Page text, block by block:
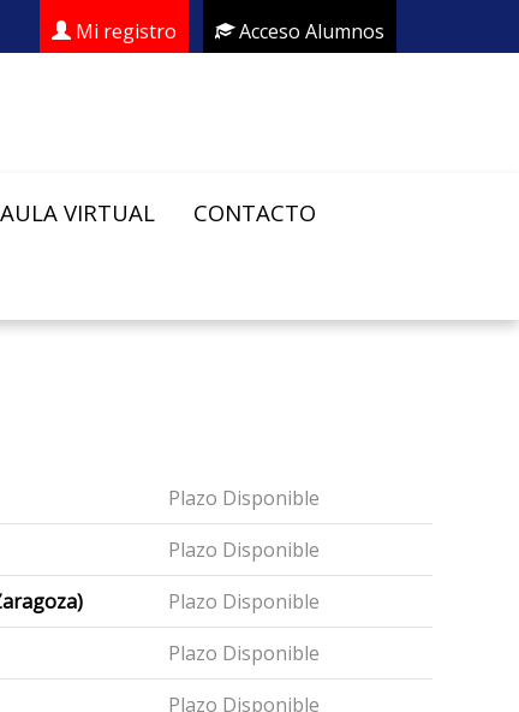
Acceso Alumnos
Mi registro
VIRTUAL CONTACTO
Plazo Disponible
Plazo Disponible
Plazo Disponible
Plazo Disponible
Plazo Disponible